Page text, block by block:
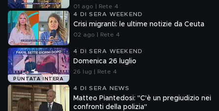
01 ago | Rete 4
4 DI SERA WEEKEND
Crisi migranti: le ultime notizie da Ceuta
02 ago | Rete 4
PUNTATA INTERA
4 DI SERA WEEKEND
Domenica 26 luglio
26 lug | Rete 4
4 DI SERA NEWS
Matteo Piantedosi: "C'è un pregiudizio nei
confronti della polizia"